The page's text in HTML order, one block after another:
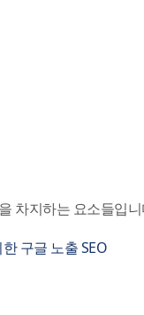
차지하는 요소들입
구글 노출 SEO